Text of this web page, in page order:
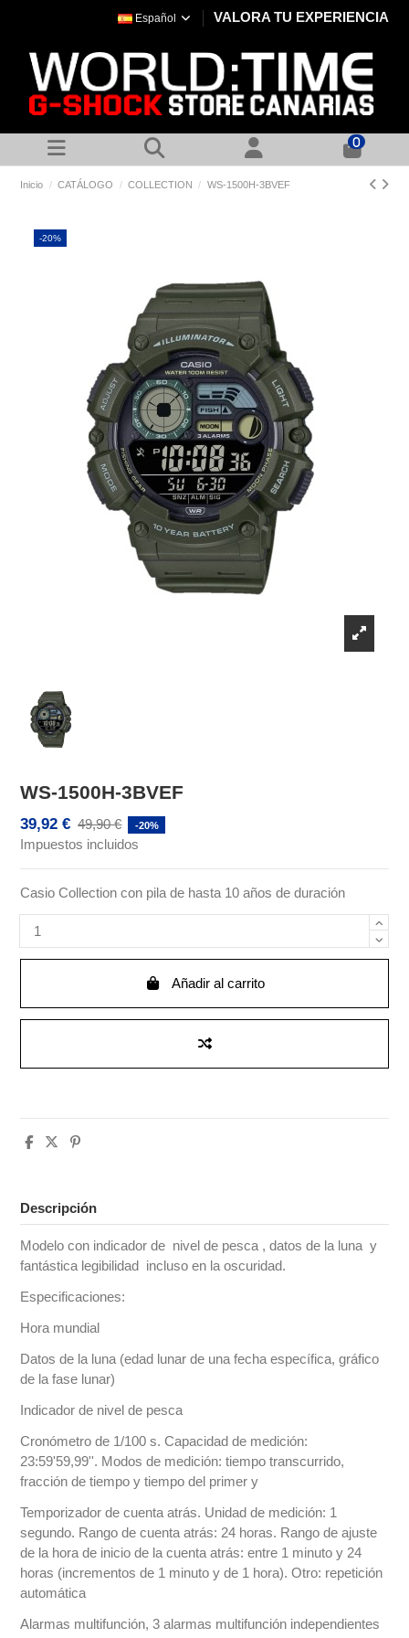
Español VALORA TU EXPERIENCIA
0
Inicio CATÁLOGO COLLECTION WS-1500H-3BVEF
-20%
WS-1500H-3BVEF
39,92 € 49,90 € -20%
Impuestos incluidos
Casio Collection con pila de hasta 10 años de duración
Añadir al carrito
Descripción
Modelo con indicador de nivel de pesca , datos de la luna y
fantástica legibilidad incluso en la oscuridad.
Especificaciones:
Hora mundial
Datos de la luna (edad lunar de una fecha específica, gráfico
de la fase lunar)
Indicador de nivel de pesca
Cronómetro de 1/100 s. Capacidad de medición:
23:59'59,99''. Modos de medición: tiempo transcurrido,
fracción de tiempo y tiempo del primer y
Temporizador de cuenta atrás. Unidad de medición: 1
segundo. Rango de cuenta atrás: 24 horas. Rango de ajuste
de la hora de inicio de la cuenta atrás: entre 1 minuto y 24
horas (incrementos de 1 minuto y de 1 hora). Otro: repetición
automática
Alarmas multifunción, 3 alarmas multifunción independientes